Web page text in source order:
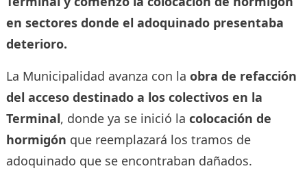
en sectores donde el adoquinado presentaba
deterioro.
La Municipalidad avanza con la obra de refacción
del acceso destinado a los colectivos en la
Terminal, donde ya se inició la colocación de
hormigón que reemplazará los tramos de
adoquinado que se encontraban dañados.